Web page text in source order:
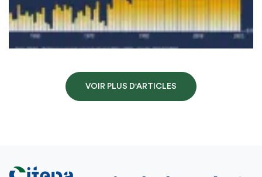
VOIR PLUS D'ARTICLES